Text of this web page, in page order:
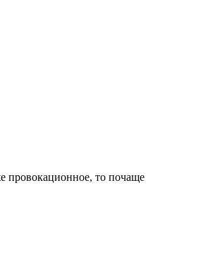
провокационное, то почаще